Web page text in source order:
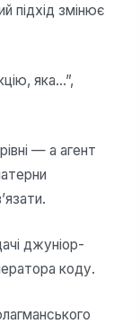
підхід змінює
яка…”,
— а агент
джуніор-
коду.